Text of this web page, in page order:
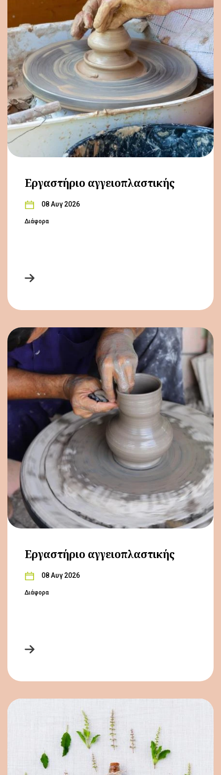
Εργαστήριο αγγειοπλαστικής
08 Αυγ 2026
Διάφορα
Εργαστήριο αγγειοπλαστικής
08 Αυγ 2026
Διάφορα